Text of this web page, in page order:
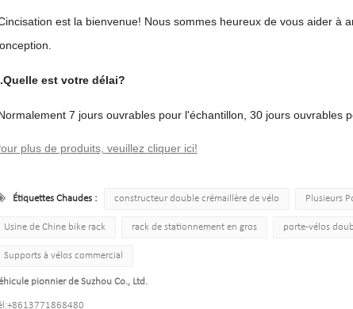
est la bienvenue! Nous sommes heureux de vous aider à
est votre délai?
7 jours ouvrables pour l'échantillon, 30 jours ouvrables
plus de produits, veuillez cliquer ici!
Étiquettes Chaudes : constructeur double crémaillère de vélo Plusieurs
Usine de Chine bike rack rack de stationnement en gros porte-vélos
Supports à vélos commercial
pionnier de Suzhou Co., Ltd.
+8613771868480